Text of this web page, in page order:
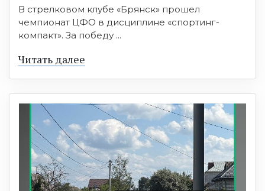
В стрелковом клубе «Брянск» прошел
чемпионат ЦФО в дисциплине «спортинг-
компакт». За победу ...
Читать далее